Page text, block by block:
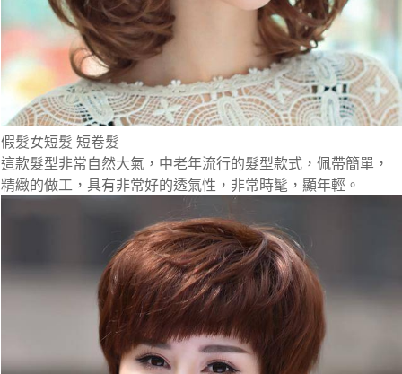
假髮女短髮 短卷髮
這款髮型非常自然大氣，中老年流行的髮型款式，佩帶簡單，
精緻的做工，具有非常好的透氣性，非常時髦，顯年輕。